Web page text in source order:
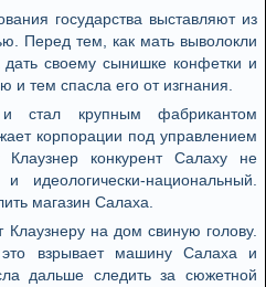
государства выставляют из
Перед тем, как мать выволокли
своему сынишке конфетки и
и тем спасла его от изгнания.
стал крупным фабрикантом
корпорации под управлением
Клаузнер конкурент Салаху не
национальный.
магазин Салаха.
Клаузнеру на дом свиную голову.
взрывает машину Салаха и
дальше следить за сюжетной